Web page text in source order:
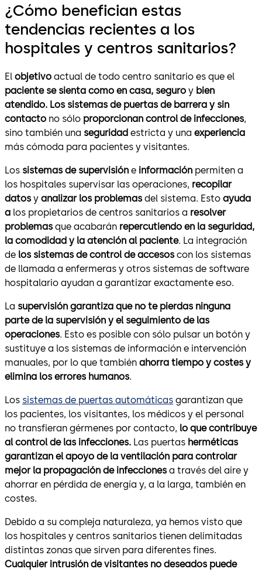
¿Cómo benefician estas
tendencias recientes a los
hospitales y centros sanitarios?
El objetivo actual de todo centro sanitario es que el
paciente se sienta como en casa, seguro y bien
atendido. Los sistemas de puertas de barrera y sin
contacto no sólo proporcionan control de infecciones,
sino también una seguridad estricta y una experiencia
más cómoda para pacientes y visitantes.
Los sistemas de supervisión e información permiten a
los hospitales supervisar las operaciones, recopilar
datos y analizar los problemas del sistema. Esto ayuda
a los propietarios de centros sanitarios a resolver
problemas que acabarán repercutiendo en la seguridad,
la comodidad y la atención al paciente. La integración
de los sistemas de control de accesos con los sistemas
de llamada a enfermeras y otros sistemas de software
hospitalario ayudan a garantizar exactamente eso.
La supervisión garantiza que no te pierdas ninguna
parte de la supervisión y el seguimiento de las
operaciones. Esto es posible con sólo pulsar un botón y
sustituye a los sistemas de información e intervención
manuales, por lo que también ahorra tiempo y costes y
elimina los errores humanos.
Los sistemas de puertas automáticas garantizan que
los pacientes, los visitantes, los médicos y el personal
no transfieran gérmenes por contacto, lo que contribuye
al control de las infecciones. Las puertas herméticas
garantizan el apoyo de la ventilación para controlar
mejor la propagación de infecciones a través del aire y
ahorrar en pérdida de energía y, a la larga, también en
costes.
Debido a su compleja naturaleza, ya hemos visto que
los hospitales y centros sanitarios tienen delimitadas
distintas zonas que sirven para diferentes fines.
Cualquier intrusión de visitantes no deseados puede